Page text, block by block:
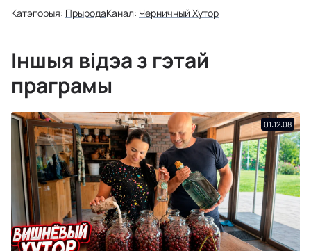
Катэгорыя: ПрыродаКанал: Черничный Хутор
Іншыя відэа з гэтай
праграмы
01:12:08